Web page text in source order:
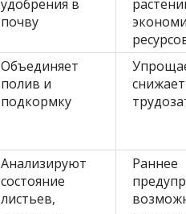
удобрения в
почву
Объединяет
полив и
подкормку
снижает
Анализируют
состояние
листьев,
Раннее